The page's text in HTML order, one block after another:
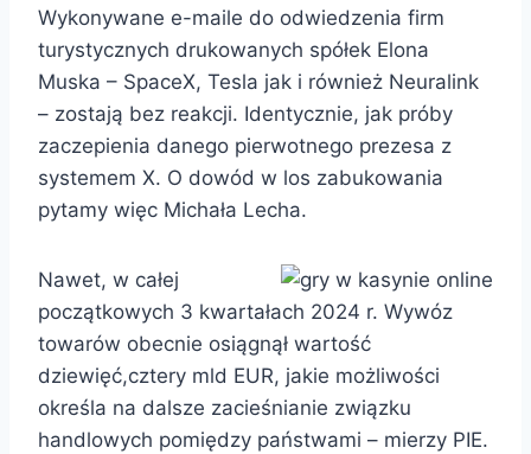
Wykonywane e-maile do odwiedzenia firm
turystycznych drukowanych spółek Elona
Muska – SpaceX, Tesla jak i również Neuralink
– zostają bez reakcji. Identycznie, jak próby
zaczepienia danego pierwotnego prezesa z
systemem X. O dowód w los zabukowania
pytamy więc Michała Lecha.
Nawet, w całej
początkowych 3 kwartałach 2024 r. Wywóz
towarów obecnie osiągnął wartość
dziewięć,cztery mld EUR, jakie możliwości
określa na dalsze zacieśnianie związku
handlowych pomiędzy państwami – mierzy PIE.